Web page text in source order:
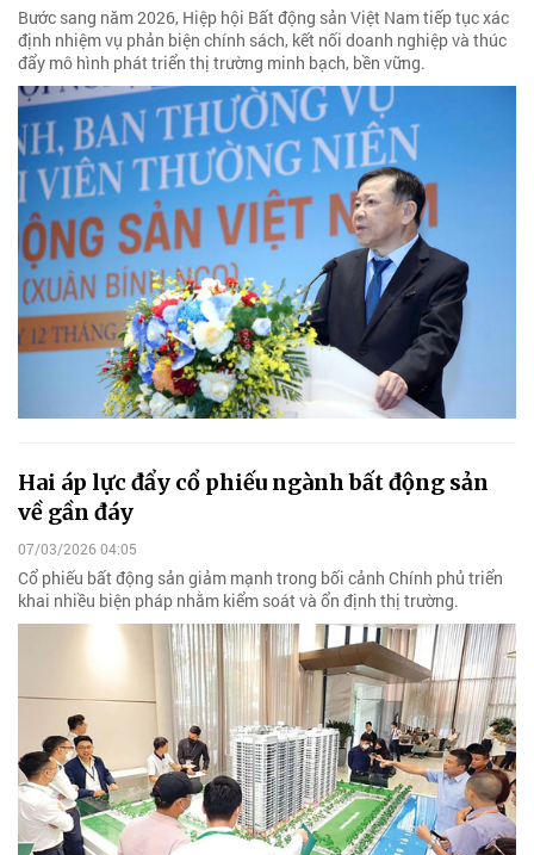
Bước sang năm 2026, Hiệp hội Bất động sản Việt Nam tiếp tục xác
định nhiệm vụ phản biện chính sách, kết nối doanh nghiệp và thúc
đẩy mô hình phát triển thị trường minh bạch, bền vững.
Hai áp lực đẩy cổ phiếu ngành bất động sản
về gần đáy
07/03/2026 04:05
Cổ phiếu bất động sản giảm mạnh trong bối cảnh Chính phủ triển
khai nhiều biện pháp nhằm kiểm soát và ổn định thị trường.